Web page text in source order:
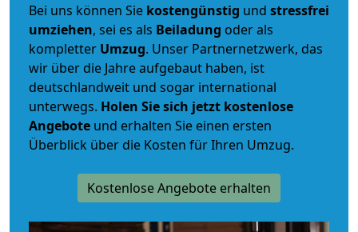
Bei uns können Sie kostengünstig und stressfrei
umziehen, sei es als Beiladung oder als
kompletter Umzug. Unser Partnernetzwerk, das
wir über die Jahre aufgebaut haben, ist
deutschlandweit und sogar international
unterwegs. Holen Sie sich jetzt kostenlose
Angebote und erhalten Sie einen ersten
Überblick über die Kosten für Ihren Umzug.
Kostenlose Angebote erhalten